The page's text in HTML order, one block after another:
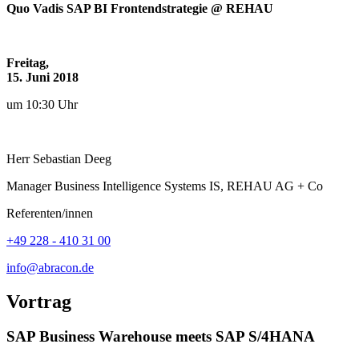
Quo Vadis SAP BI Frontendstrategie @ REHAU
Freitag,
15. Juni 2018
um 10:30 Uhr
Herr Sebastian Deeg
Manager Business Intelligence Systems IS, REHAU AG + Co
Referenten/innen
+49 228 - 410 31 00
info@abracon.de
Vortrag
SAP Business Warehouse meets SAP S/4HANA